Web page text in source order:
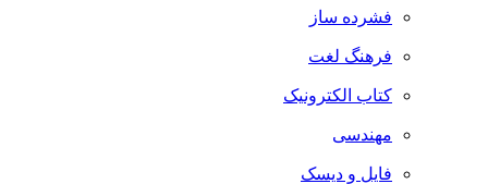
فشرده ساز
فرهنگ لغت
کتاب الکترونیک
مهندسی
فایل و دیسک